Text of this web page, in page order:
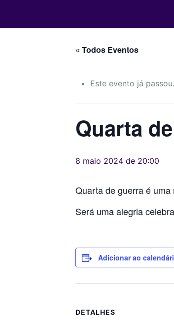
« Todos Eventos
Este evento já passou.
Quarta
8 maio 2024 de 20:00
Quarta de guerra é
Será uma alegria
Adicionar ao
DETALHES